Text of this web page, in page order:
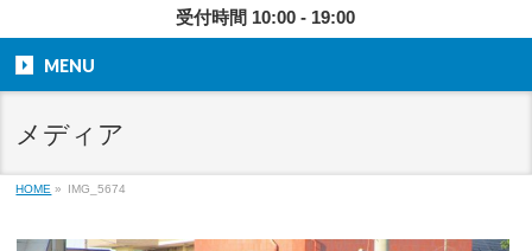
受付時間 10:00 - 19:00
MENU
メディア
HOME » IMG_5674